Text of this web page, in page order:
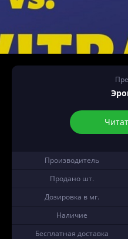
Производитель
Продано шт.
Дозировка в мг.
Наличие
Бесплатная доставка